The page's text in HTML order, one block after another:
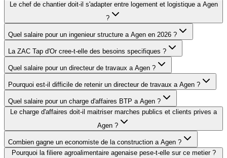
Le chef de chantier doit-il s'adapter entre logement et logistique a Agen
?
Quel salaire pour un ingenieur structure a Agen en 2026 ?
La ZAC Tap d'Or cree-t-elle des besoins specifiques ?
Quel salaire pour un directeur de travaux a Agen ?
Pourquoi est-il difficile de retenir un directeur de travaux a Agen ?
Quel salaire pour un charge d'affaires BTP a Agen ?
Le charge d'affaires doit-il maitriser marches publics et clients prives a
Agen ?
Combien gagne un economiste de la construction a Agen ?
Pourquoi la filiere agroalimentaire agenaise pese-t-elle sur ce metier ?